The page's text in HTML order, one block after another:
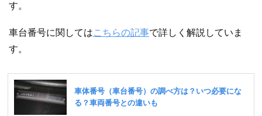
す。
車台番号に関してはこちらの記事で詳しく解説していま
す。